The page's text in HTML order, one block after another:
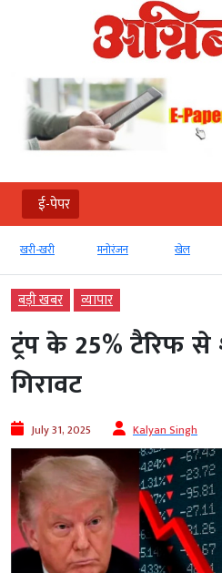
ई-पेपर
खरी-खरी मनोरंजन खेल
बड़ी खबर व्‍यापार
ट्रंप के 25% टैरिफ से
गिरावट
July 31, 2025 Kalyan Singh